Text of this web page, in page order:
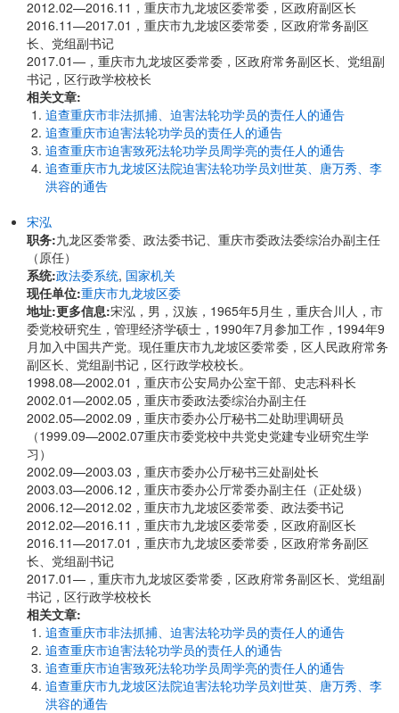
2012.02—2016.11，重庆市九龙坡区委常委，区政府副区长
2016.11—2017.01，重庆市九龙坡区委常委，区政府常务副区
长、党组副书记
2017.01—，重庆市九龙坡区委常委，区政府常务副区长、党组副
书记，区行政学校校长
相关文章:
追查重庆市非法抓捕、迫害法轮功学员的责任人的通告
追查重庆市迫害法轮功学员的责任人的通告
追查重庆市迫害致死法轮功学员周学亮的责任人的通告
追查重庆市九龙坡区法院迫害法轮功学员刘世英、唐万秀、李
洪容的通告
宋泓
职务:九龙区委常委、政法委书记、重庆市委政法委综治办副主任
（原任）
系统:政法委系统, 国家机关
现任单位:重庆市九龙坡区委
地址:更多信息:宋泓，男，汉族，1965年5月生，重庆合川人，市
委党校研究生，管理经济学硕士，1990年7月参加工作，1994年9
月加入中国共产党。现任重庆市九龙坡区委常委，区人民政府常务
副区长、党组副书记，区行政学校校长。
1998.08—2002.01，重庆市公安局办公室干部、史志科科长
2002.01—2002.05，重庆市委政法委综治办副主任
2002.05—2002.09，重庆市委办公厅秘书二处助理调研员
（1999.09—2002.07重庆市委党校中共党史党建专业研究生学
习）
2002.09—2003.03，重庆市委办公厅秘书三处副处长
2003.03—2006.12，重庆市委办公厅常委办副主任（正处级）
2006.12—2012.02，重庆市九龙坡区委常委、政法委书记
2012.02—2016.11，重庆市九龙坡区委常委，区政府副区长
2016.11—2017.01，重庆市九龙坡区委常委，区政府常务副区
长、党组副书记
2017.01—，重庆市九龙坡区委常委，区政府常务副区长、党组副
书记，区行政学校校长
相关文章:
追查重庆市非法抓捕、迫害法轮功学员的责任人的通告
追查重庆市迫害法轮功学员的责任人的通告
追查重庆市迫害致死法轮功学员周学亮的责任人的通告
追查重庆市九龙坡区法院迫害法轮功学员刘世英、唐万秀、李
洪容的通告